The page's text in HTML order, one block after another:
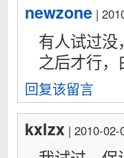
newzone |
有人试过
之后才行，
回复该留言
kxlzx | 2010-02-